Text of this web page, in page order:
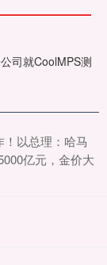
司就CoolMPS测
以总理：哈马
亿元，金价大